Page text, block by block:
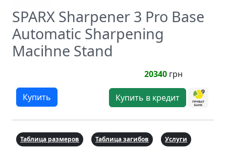
SPARX Sharpener 3 Pro Base
Automatic Sharpening
Macihne Stand
20340 грн
Купить Купить в кредит
Таблица размеров Таблица загибов Услуги